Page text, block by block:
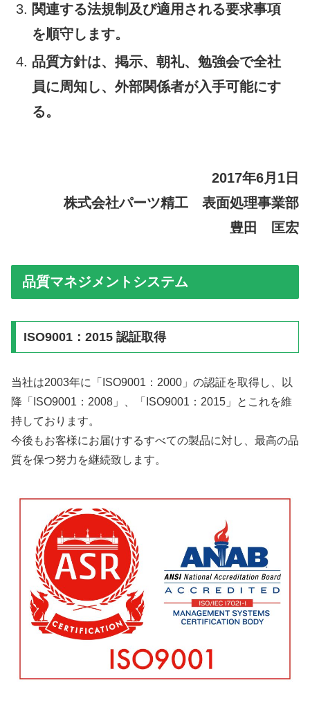
関連する法規制及び適用される要求事項
を順守します。
品質方針は、掲示、朝礼、勉強会で全社
員に周知し、外部関係者が入手可能にす
る。
2017年6月1日
株式会社パーツ精工 表面処理事業部
豊田 匡宏
品質マネジメントシステム
ISO9001：2015 認証取得
当社は2003年に「ISO9001：2000」の認証を取得し、以
降「ISO9001：2008」、「ISO9001：2015」とこれを維
持しております。
今後もお客様にお届けするすべての製品に対し、最高の品
質を保つ努力を継続致します。